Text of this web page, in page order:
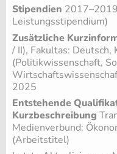
Stipendien
Leistungsstipendium)
Zusätzliche
/ II), Fakultas: Deutsch,
(Politikwissenschaft,
2025
Entstehende
Kurzbeschreibung
Medienverbund:
(Arbeitstitel)